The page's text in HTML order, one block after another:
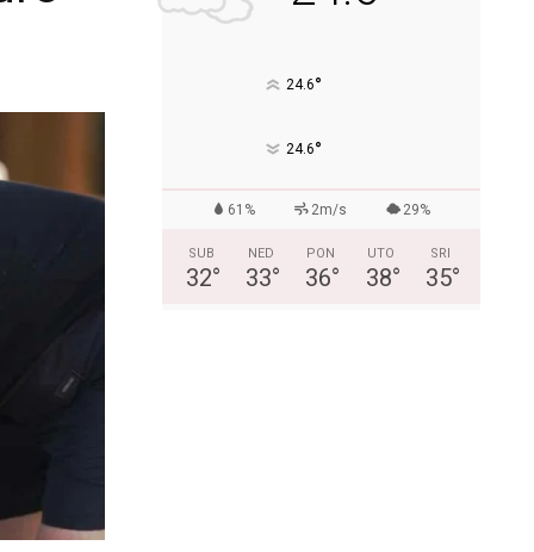
24.6°
24.6°
61% 2m/s 29%
SUB
32°
NED
33°
PON
36°
UTO
38°
SRI
35°